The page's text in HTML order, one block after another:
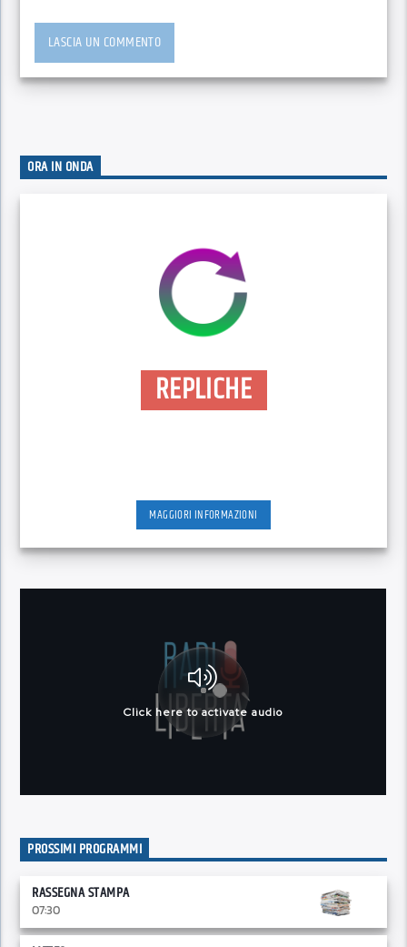
ORA IN ONDA
REPLICHE
MAGGIORI INFORMAZIONI
PROSSIMI PROGRAMMI
RASSEGNA STAMPA
07:30